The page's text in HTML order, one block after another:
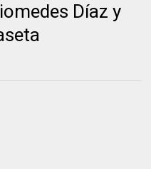
Díaz y